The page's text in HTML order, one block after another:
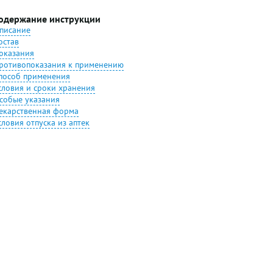
инструкции
к применению
применения
и сроки хранения
указания
форма
отпуска из аптек